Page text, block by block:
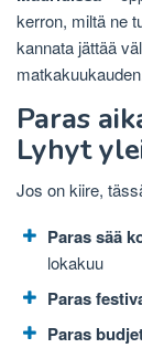
kerron, miltä ne
kannata jättää
Paras
Lyhyt
Jos on kiire,
Paras sää
lokakuu
Paras
Paras